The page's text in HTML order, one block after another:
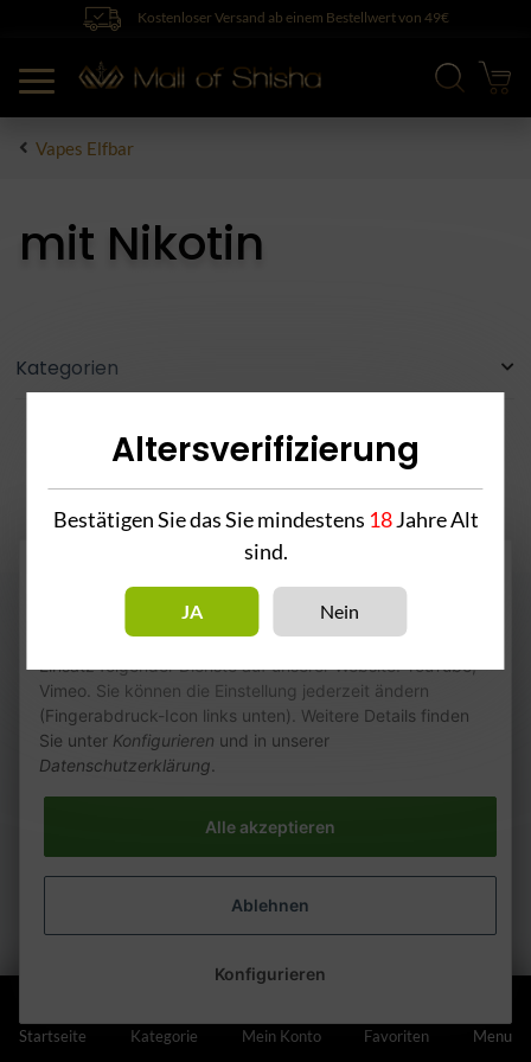
Kostenloser Versand ab einem Bestellwert von 49€
Vapes Elfbar
mit Nikotin
Wie wir Cookies & Co nutzen
Durch Klicken auf „Alle akzeptieren“ gestatten Sie den
Einsatz folgender Dienste auf unserer Website: YouTube,
Vimeo. Sie können die Einstellung jederzeit ändern
(Fingerabdruck-Icon links unten). Weitere Details finden
Sie unter Konfigurieren und in unserer
Datenschutzerklärung.
Alle akzeptieren
Ablehnen
Konfigurieren
Kategorien
Startseite Kategorie Mein Konto Favoriten Menu
Altersverifizierung
Bestätigen Sie das Sie mindestens 18Jahre Alt
sind.
JA Nein